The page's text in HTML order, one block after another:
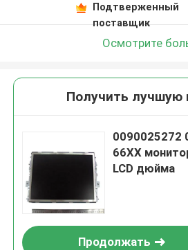
Подтверженный
поставщик
Осмотрите
Получить лучшую
0090025272
66XX
LCD дюйма
Продолжать